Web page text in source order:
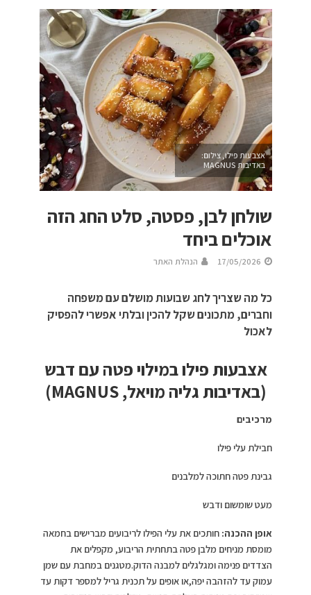
אצבעות פילו, צילום:
באדיבות MAGNUS
שולחן לבן, פסטה, סלט החג הזה
אוכלים ביחד
17/05/2026 הנהלת האתר
כל מה שצריך לחג שבועות מושלם עם משפחה
וחברים, מתכונים שקל להכין ובלתי אפשרי להפסיק
לאכול
אצבעות פילו במילוי פטה עם דבש
(באדיבותגליה מויאל,MAGNUS)
מרכיבים
חבילת עלי פילו
גבינת פטה חתוכה למלבנים
מעט שומשום ודבש
אופן ההכנה:חותכים את עלי הפילו לריבועים מברישים בחמאה
מומסת מניחים מלבן פטה בתחתית הריבוע, מקפלים את
הצדדים פנימה ומגלגלים למבנה הדוק.מטגנים במחבת עם שמן
עמוק עד להזהבה יפה,או אופים על תכנית גריל למספר דקות עד